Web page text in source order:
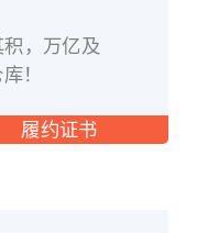
，万亿及
！
履约证书